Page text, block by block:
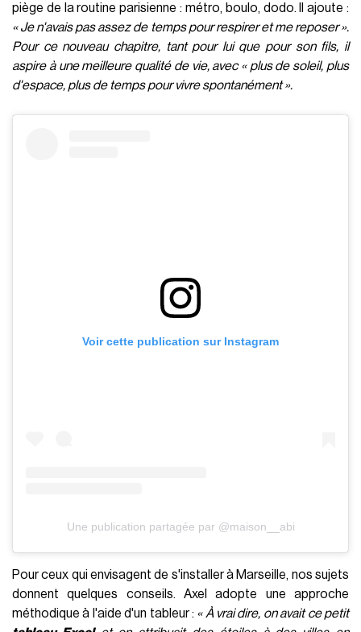
piège de la routine parisienne : métro, boulo, dodo. Il ajoute :
« Je n'avais pas assez de temps pour respirer et me reposer ».
Pour ce nouveau chapitre, tant pour lui que pour son fils, il
aspire à une meilleure qualité de vie, avec « plus de soleil, plus
d'espace, plus de temps pour vivre spontanément ».
Voir cette publication sur Instagram
Une publication partagée par @maison__abi
Pour ceux qui envisagent de s'installer à Marseille, nos sujets
donnent quelques conseils. Axel adopte une approche
méthodique à l'aide d'un tableur : « À vrai dire, on avait ce petit